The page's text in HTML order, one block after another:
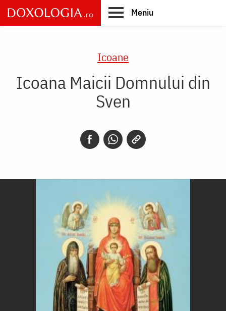
Skip
to
main
Meniu
Icoane
Icoana Maicii Domnului din
Sven